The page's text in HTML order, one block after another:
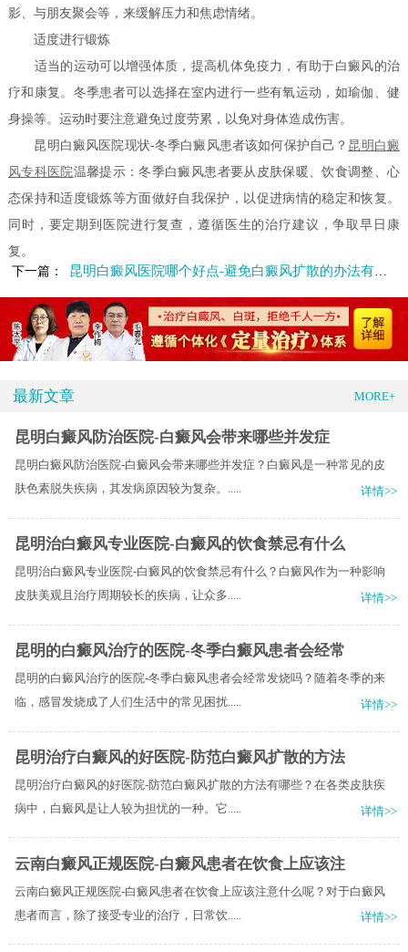
影、与朋友聚会等，来缓解压力和焦虑情绪。
适度进行锻炼
适当的运动可以增强体质，提高机体免疫力，有助于白癜风的治
疗和康复。冬季患者可以选择在室内进行一些有氧运动，如瑜伽、健
身操等。运动时要注意避免过度劳累，以免对身体造成伤害。
昆明白癜风医院现状-冬季白癜风患者该如何保护自己？ 昆明白癜
风专科医院温馨提示：冬季白癜风患者要从皮肤保暖、饮食调整、心
态保持和适度锻炼等方面做好自我保护，以促进病情的稳定和恢复。
同时，要定期到医院进行复查，遵循医生的治疗建议，争取早日康
复。
下一篇：
昆明白癜风医院哪个好点-避免白癜风扩散的办法有哪些
最新文章 MORE+
昆明白癜风防治医院-白癜风会带来哪些并发症
昆明白癜风防治医院-白癜风会带来哪些并发症？白癜风是一种常见的皮
肤色素脱失疾病，其发病原因较为复杂。.....
详情>>
昆明治白癜风专业医院-白癜风的饮食禁忌有什么
昆明治白癜风专业医院-白癜风的饮食禁忌有什么？白癜风作为一种影响
皮肤美观且治疗周期较长的疾病，让众多.....
详情>>
昆明的白癜风治疗的医院-冬季白癜风患者会经常
昆明的白癜风治疗的医院-冬季白癜风患者会经常发烧吗？随着冬季的来
临，感冒发烧成了人们生活中的常见困扰.....
详情>>
昆明治疗白癜风的好医院-防范白癜风扩散的方法
昆明治疗白癜风的好医院-防范白癜风扩散的方法有哪些？在各类皮肤疾
病中，白癜风是让人较为担忧的一种。它.....
详情>>
云南白癜风正规医院-白癜风患者在饮食上应该注
云南白癜风正规医院-白癜风患者在饮食上应该注意什么呢？对于白癜风
患者而言，除了接受专业的治疗，日常饮.....
详情>>